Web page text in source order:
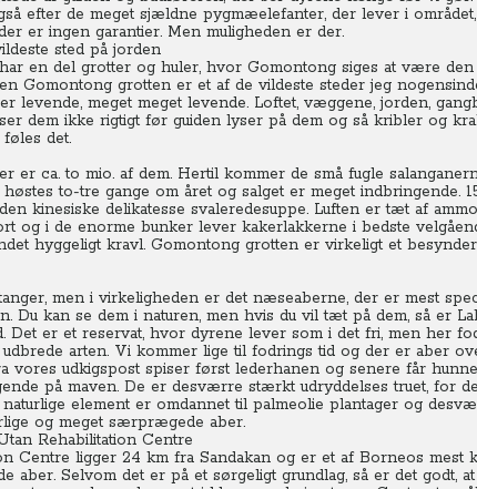
efter de meget sjældne pygmæelefanter, der lever i
er ingen garantier. Men muligheden er der.
sted på jorden
en del grotter og huler, hvor Gomontong siges at være den
Gomontong grotten er et af de vildeste steder jeg
levende, meget meget levende. Loftet, væggene, jorden,
dem ikke rigtigt før guiden lyser på dem og så kribler og
det.
er ca. to mio. af dem. Hertil kommer de små fugle
to-tre gange om året og salget er meget indbringende.
kinesiske delikatesse svaleredesuppe. Luften er tæt af
og i de enorme bunker lever kakerlakkerne i bedste
hyggeligt kravl. Gomontong grotten er virkeligt et
men i virkeligheden er det næseaberne, der er mest
Du kan se dem i naturen, men hvis du vil tæt på dem, så er
Det er et reservat, hvor dyrene lever som i det fri, men her
arten. Vi kommer lige til fodrings tid og der er aber
vores udkigspost spiser først lederhanen og senere får
på maven. De er desværre stærkt udryddelses truet, for
element er omdannet til palmeolie plantager og
og meget særprægede aber.
Rehabilitation Centre
Centre ligger 24 km fra Sandakan og er et af Borneos mest
aber. Selvom det er på et sørgeligt grundlag, så er det godt,